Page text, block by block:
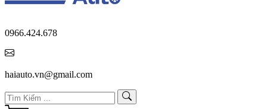
0966.424.678
haiauto.vn@gmail.com